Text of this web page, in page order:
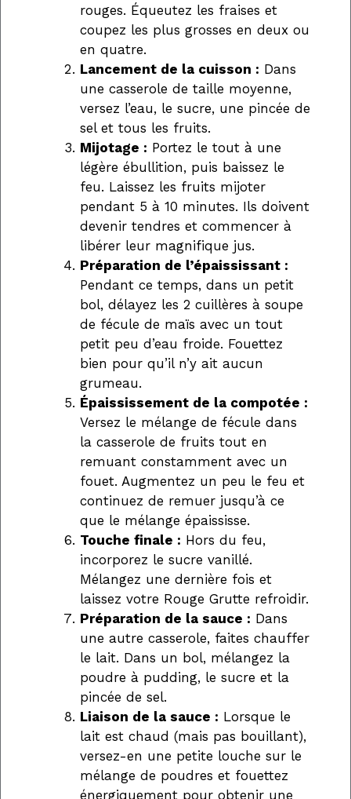
rouges. Équeutez les fraises et
coupez les plus grosses en deux ou
en quatre.
Lancement de la cuisson : Dans
une casserole de taille moyenne,
versez l’eau, le sucre, une pincée de
sel et tous les fruits.
Mijotage : Portez le tout à une
légère ébullition, puis baissez le
feu. Laissez les fruits mijoter
pendant 5 à 10 minutes. Ils doivent
devenir tendres et commencer à
libérer leur magnifique jus.
Préparation de l’épaississant :
Pendant ce temps, dans un petit
bol, délayez les 2 cuillères à soupe
de fécule de maïs avec un tout
petit peu d’eau froide. Fouettez
bien pour qu’il n’y ait aucun
grumeau.
Épaississement de la compotée :
Versez le mélange de fécule dans
la casserole de fruits tout en
remuant constamment avec un
fouet. Augmentez un peu le feu et
continuez de remuer jusqu’à ce
que le mélange épaississe.
Touche finale : Hors du feu,
incorporez le sucre vanillé.
Mélangez une dernière fois et
laissez votre Rouge Grutte refroidir.
Préparation de la sauce : Dans
une autre casserole, faites chauffer
le lait. Dans un bol, mélangez la
poudre à pudding, le sucre et la
pincée de sel.
Liaison de la sauce : Lorsque le
lait est chaud (mais pas bouillant),
versez-en une petite louche sur le
mélange de poudres et fouettez
énergiquement pour obtenir une